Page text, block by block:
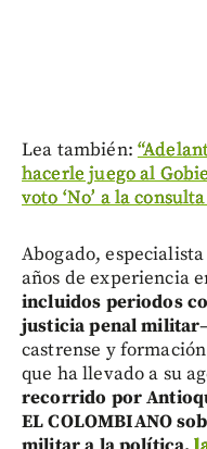
Lea también:
hacerle juego al
voto ‘No’ a la
Abogado,
años de experiencia
incluidos periodos
justicia penal militar
castrense y
que ha llevado a su
recorrido por
EL COLOMBIANO